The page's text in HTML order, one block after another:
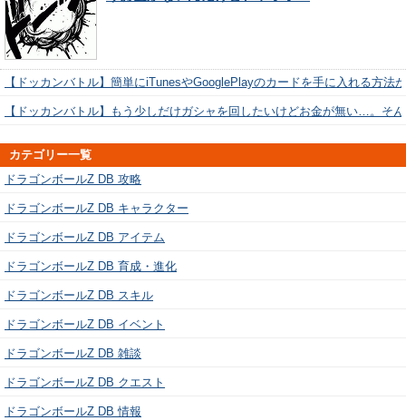
【ドッカンバトル】簡単にiTunesやGooglePlayのカードを手に入れる方法
【ドッカンバトル】もう少しだけガシャを回したいけどお金が無い…。そ
カテゴリー一覧
ドラゴンボールZ DB 攻略
ドラゴンボールZ DB キャラクター
ドラゴンボールZ DB アイテム
ドラゴンボールZ DB 育成・進化
ドラゴンボールZ DB スキル
ドラゴンボールZ DB イベント
ドラゴンボールZ DB 雑談
ドラゴンボールZ DB クエスト
ドラゴンボールZ DB 情報